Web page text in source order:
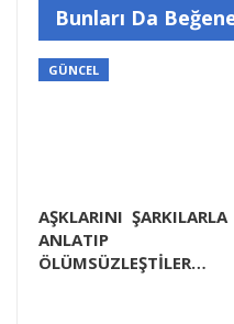
Bunları Da
GÜNCEL
AŞKLARINI ŞARKILARLA
ANLATIP
ÖLÜMSÜZLEŞTİLER…